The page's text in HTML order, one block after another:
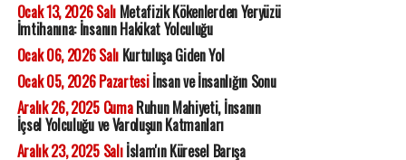
Ocak 13, 2026 SalıMetafizik Kökenlerden Yeryüzü
İmtihanına: İnsanın Hakikat Yolculuğu
Ocak 06, 2026 SalıKurtuluşa Giden Yol
Ocak 05, 2026 Pazartesiİnsan ve İnsanlığın Sonu
Aralık 26, 2025 CumaRuhun Mahiyeti, İnsanın
İçsel Yolculuğu ve Varoluşun Katmanları
Aralık 23, 2025 Salıİslam'ın Küresel Barışa